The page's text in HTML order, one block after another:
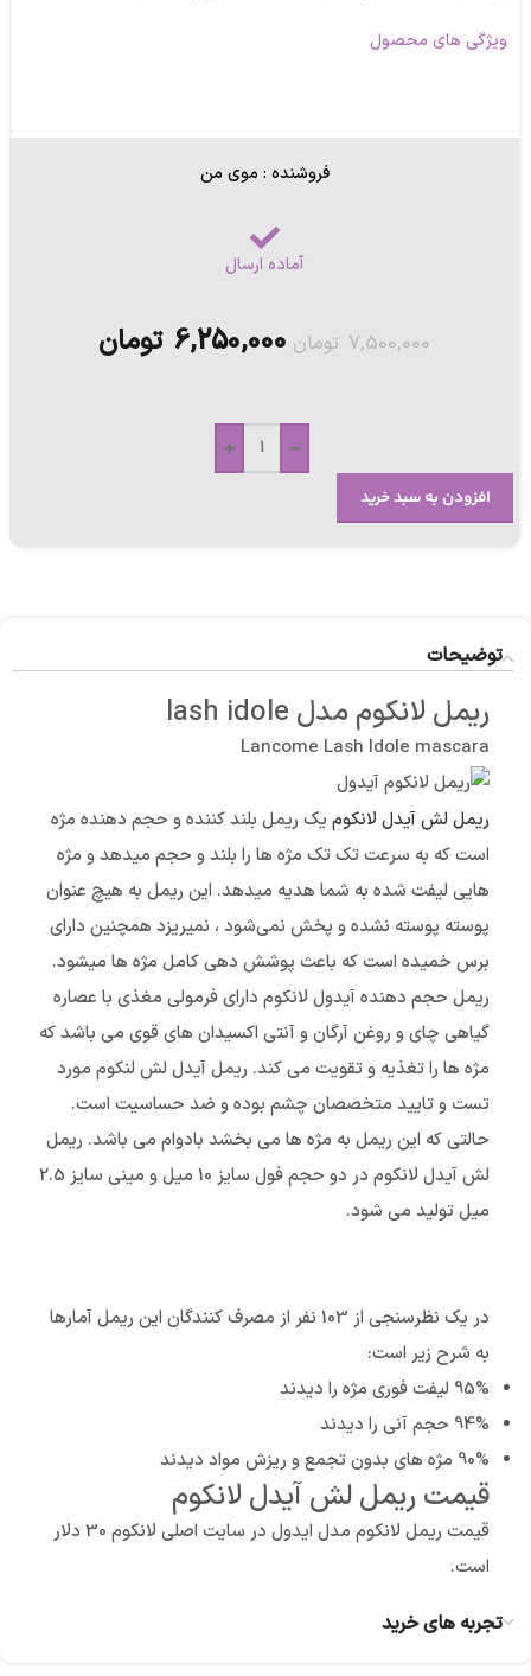
ویژگی های محصول
فروشنده : موی من
آماده ارسال
7,500,000 تومان 6,250,000 تومان
-
+
افزودن به سبد خرید
توضیحات
ریمل لانکوم مدل lash idole
Lancome Lash Idole mascara
ریمل لش آیدل لانکوم یک ریمل بلند کننده و حجم دهنده مژه
است که به سرعت تک تک مژه ها را بلند و حجم میدهد و مژه
هایی لیفت شده به شما هدیه میدهد. این ریمل به هیچ عنوان
پوسته پوسته نشده و پخش نمی‌شود ، نمیریزد همچنین دارای
برس خمیده است که باعث پوشش دهی کامل مژه ها میشود.
ریمل حجم دهنده آیدول لانکوم دارای فرمولی مغذی با عصاره
گیاهی چای و روغن آرگان و آنتی اکسیدان های قوی می باشد که
مژه ها را تغذیه و تقویت می کند. ریمل آیدل لش لنکوم مورد
تست و تایید متخصصان چشم بوده و ضد حساسیت است.
حالتی که این ریمل به مژه ها می بخشد بادوام می باشد. ریمل
لش آیدل لانکوم در دو حجم فول سایز 10 میل و مینی سایز 2.5
میل تولید می شود.
در یک نظرسنجی از 103 نفر از مصرف کنندگان این ریمل آمارها
به شرح زیر است:
95% لیفت فوری مژه را دیدند
94% حجم آنی را دیدند
90% مژه های بدون تجمع و ریزش مواد دیدند
قیمت ریمل لش آیدل لانکوم
قیمت ریمل لانکوم مدل ایدول در سایت اصلی لانکوم 30 دلار
است.
تجربه های خرید